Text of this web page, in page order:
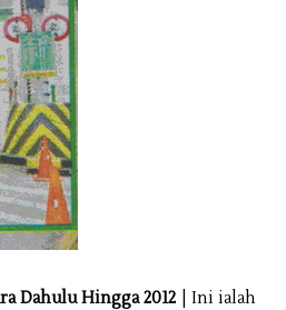
Dahulu Hingga 2012
Ini ialah